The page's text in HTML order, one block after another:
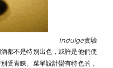
Indulge實驗
都不是特別出色，或許是他們使
受青睞。菜單設計蠻有特色的，